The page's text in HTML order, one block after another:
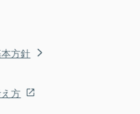
方針
方